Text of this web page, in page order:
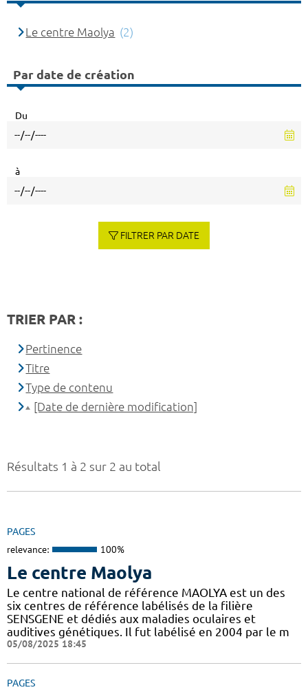
Résultats 1 à 2 sur 2 au total
PAGES
relevance: 100%
Le centre Maolya
Le centre national de référence MAOLYA est un des
six centres de référence labélisés de la filière
SENSGENE et dédiés aux maladies oculaires et
auditives génétiques. Il fut labélisé en 2004 par le m
05/08/2025 18:45
PAGES
Le centre Maolya (2)
Par date de création
Du
à
FILTRER PAR DATE
TRIER PAR :
Pertinence
Titre
Type de contenu
[Date de dernière modification]